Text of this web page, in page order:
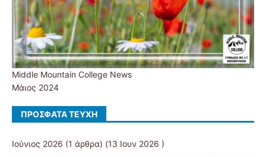
Middle Mountain College News
Μάιος 2024
ΠΡΌΣΦΑΤΑ ΤΕΎΧΗ
Ιούνιος 2026 (1 άρθρα) (13 Ιουν 2026 )